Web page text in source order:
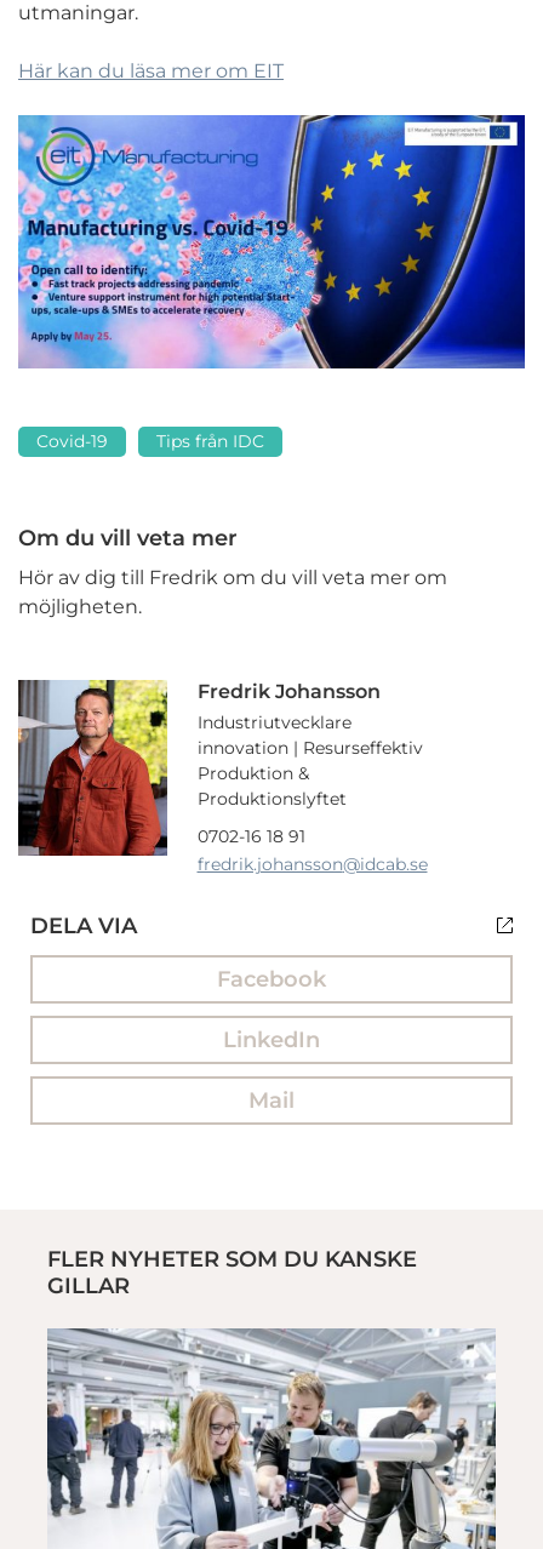
utmaningar.
Här kan du läsa mer om EIT
Covid-19 Tips från IDC
Om du vill veta mer
Hör av dig till Fredrik om du vill veta mer om
möjligheten.
Fredrik Johansson
Industriutvecklare
innovation | Resurseffektiv
Produktion &
Produktionslyftet
0702-16 18 91
fredrik.johansson@idcab.se
DELA VIA
Facebook
LinkedIn
Mail
FLER NYHETER SOM DU KANSKE
GILLAR